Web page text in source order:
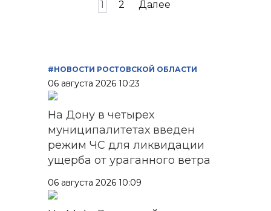
1 2 Далее
#НОВОСТИ РОСТОВСКОЙ ОБЛАСТИ
06 августа 2026 10:23
На Дону в четырех
муниципалитетах введен
режим ЧС для ликвидации
ущерба от ураганного ветра
06 августа 2026 10:09